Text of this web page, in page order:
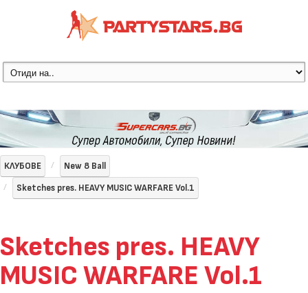
КЛУБОВЕ
New 8 Ball
Sketches pres. HEAVY МUSIC WARFARE Vol.1
Sketches pres. HEAVY
МUSIC WARFARE Vol.1